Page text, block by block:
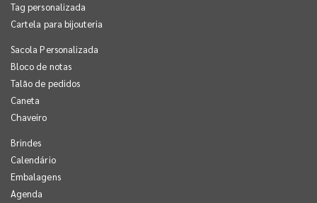
Tag personalizada
Cartela para bijouteria
Sacola Personalizada
Bloco de notas
Talão de pedidos
Caneta
Chaveiro
Brindes
Calendário
Embalagens
Agenda